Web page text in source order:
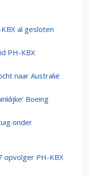
al gesloten
PH-KBX
naar Australië
Boeing
onder
opvolger PH-KBX